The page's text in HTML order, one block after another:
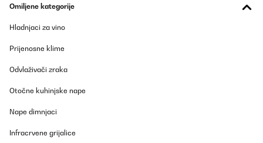
Dopo due anni di utilizzo, posso dire che questa mini
lavastoviglie Klarstein è stata un acquisto eccellente! È compatta,
la sua qualità e affidabilità.Punti di forza:Perfetta per spazi
coppie. Occupa poco spazio sul piano di lavoro e si integra bene
esigenza, dalle stoviglie leggermente sporche a quelle più difficili
rumore è minimo, rendendola adatta anche per l’uso serale.Facile
da installare: Si collega rapidamente e non richiede particolari
chi vuole un’opzione ecologica senza sprechi.Dopo due anni:La
Omiljene kategorije
Hladnjaci za vino
Prijenosne klime
Odvlaživači zraka
Otočne kuhinjske nape
Nape dimnjaci
Infracrvene grijalice